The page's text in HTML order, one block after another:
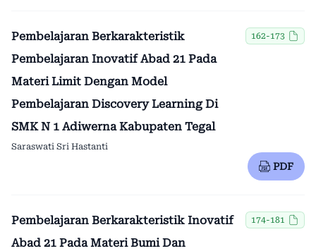
Pembelajaran Berkarakteristik
Pembelajaran Inovatif Abad 21 Pada
Materi Limit Dengan Model
Pembelajaran Discovery Learning Di
SMK N 1 Adiwerna Kabupaten Tegal
162-173
Saraswati Sri Hastanti
PDF
Pembelajaran Berkarakteristik Inovatif
Abad 21 Pada Materi Bumi Dan
174-181